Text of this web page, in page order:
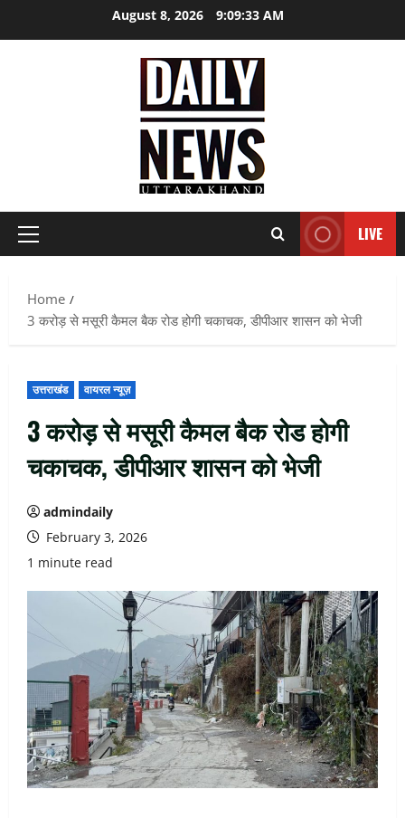
August 8, 2026 9:09:35 AM
Primary
LIVE
Home
3 करोड़ से मसूरी कैमल बैक रोड होगी चकाचक, डीपीआर शासन को भेजी
उत्तराखंड वायरल न्यूज़
3 करोड़ से मसूरी कैमल बैक रोड होगी
चकाचक, डीपीआर शासन को भेजी
admindaily
February 3, 2026
1 minute read